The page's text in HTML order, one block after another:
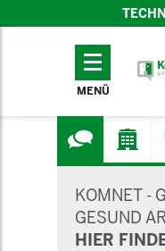
TECHNISCHES
MENÜ
KOMNET -
GESUND
HIER